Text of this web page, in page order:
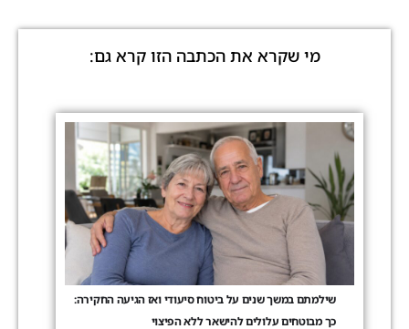
מי שקרא את הכתבה הזו קרא גם:
שילמתם במשך שנים על ביטוח סיעודי ואז הגיעה החקירה:
כך מבוטחים עלולים להישאר ללא הפיצוי